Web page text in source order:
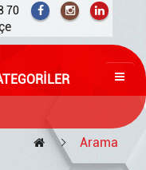
70
Arama